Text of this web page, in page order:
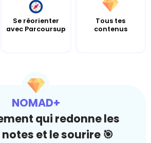
Se réorienter
avec Parcoursup
Tous tes
contenus
NOMAD+
qui redonne les
et le sourire 🎯